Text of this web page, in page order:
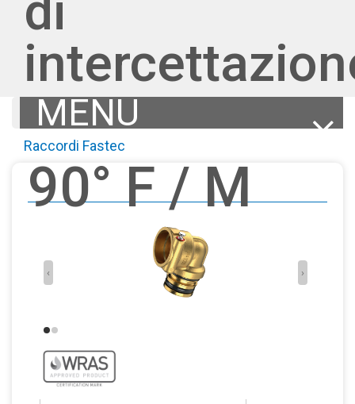
MENU
Articoli
Documentazione
File BIM
Altri prodotti della
Torna alla scheda
generale
Raccordi Fastec
90° F / M
‹ ›